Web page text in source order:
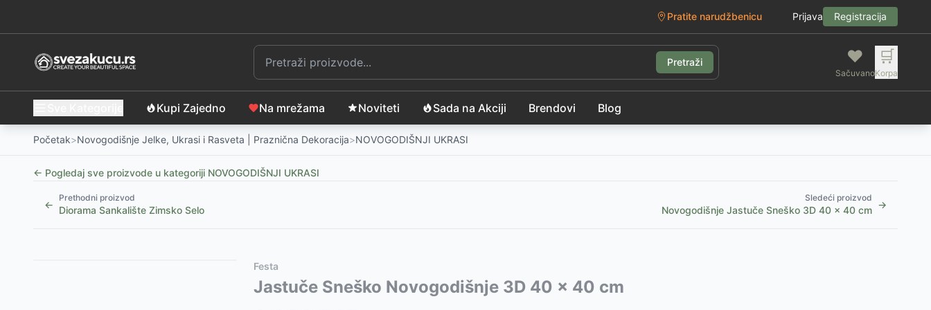
Pratite narudžbenicu Prijava Registracija
Pretraži ❤️
Sačuvano
🛒
Korpa
Kupi Zajedno Na mrežama Noviteti Sada na Akciji Brendovi Blog
Početak>Novogodišnje Jelke, Ukrasi i Rasveta | Praznična Dekoracija>NOVOGODIŠNJI UKRASI
← Pogledaj sve proizvode u kategoriji NOVOGODIŠNJI UKRASI
←
Prethodni proizvod
Diorama Sankalište Zimsko Selo
Sledeći proizvod
Novogodišnje Jastuče Sneško 3D 40 x 40 cm →
Drvene Jaslice - Hristovo Rođenje Božićna Scena sa LED Sijalicama-2999RSD
Ovaj proizvod nije dostupan, pogledajte slične proizvode:
Festa
Jastuče Sneško Novogodišnje 3D 40 x 40 cm